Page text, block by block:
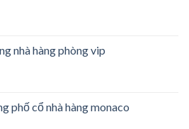
nhà hàng phòng vip
phố cổ nhà hàng monaco